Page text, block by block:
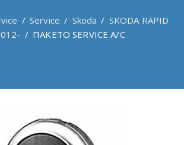
/ Service / Skoda / SKODA RAPID
/ ΠΑΚΕΤΟ SERVICE A/C